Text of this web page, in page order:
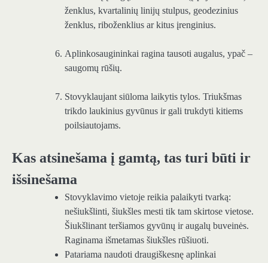
ženklus, kvartalinių linijų stulpus, geodezinius
ženklus, riboženklius ar kitus įrenginius.
Aplinkosaugininkai ragina tausoti augalus, ypač –
saugomų rūšių.
Stovyklaujant siūloma laikytis tylos. Triukšmas
trikdo laukinius gyvūnus ir gali trukdyti kitiems
poilsiautojams.
Kas atsinešama į gamtą, tas turi būti ir
išsinešama
Stovyklavimo vietoje reikia palaikyti tvarką:
nešiukšlinti, šiukšles mesti tik tam skirtose vietose.
Šiukšlinant teršiamos gyvūnų ir augalų buveinės.
Raginama išmetamas šiukšles rūšiuoti.
Patariama naudoti draugiškesnę aplinkai